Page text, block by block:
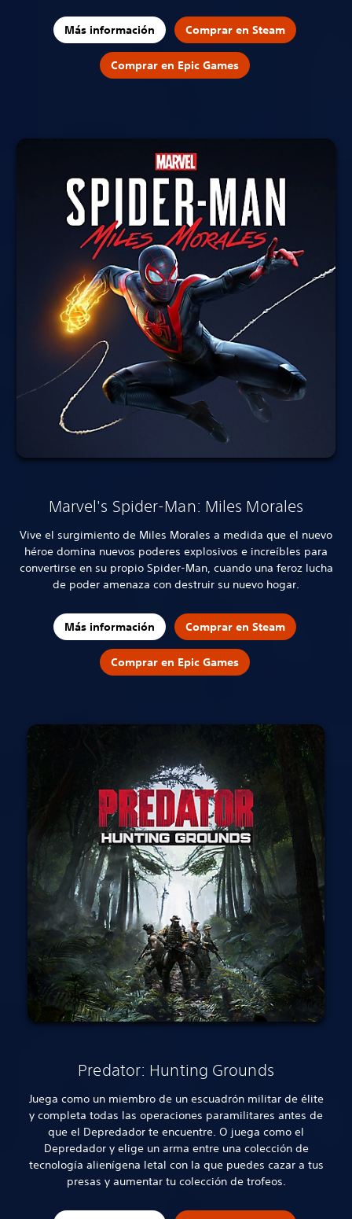
Más información Comprar en Steam
Comprar en Epic Games
Marvel's Spider-Man: Miles Morales
Vive el surgimiento de Miles Morales a medida que el nuevo
héroe domina nuevos poderes explosivos e increíbles para
convertirse en su propio Spider-Man, cuando una feroz lucha
de poder amenaza con destruir su nuevo hogar.
Más información Comprar en Steam
Comprar en Epic Games
Predator: Hunting Grounds
Juega como un miembro de un escuadrón militar de élite
y completa todas las operaciones paramilitares antes de
que el Depredador te encuentre. O juega como el
Depredador y elige un arma entre una colección de
tecnología alienígena letal con la que puedes cazar a tus
presas y aumentar tu colección de trofeos.